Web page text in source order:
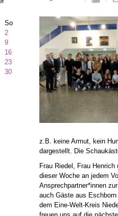
So
2
9
16
23
30
z.B. keine Armut, kein
dargestellt. Die
Frau Riedel, Frau
dieser Woche an jedem
Ansprechpartner*innen
auch Gäste aus
dem Eine-Welt-Kreis